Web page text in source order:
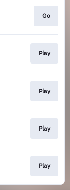
Go
Play
Play
Play
Play